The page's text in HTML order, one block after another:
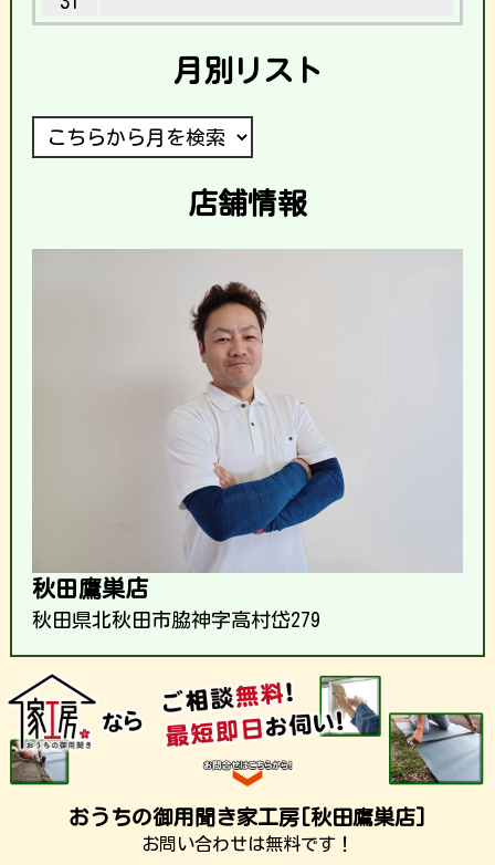
月別リスト
店舗情報
秋田鷹巣店
秋田県北秋田市脇神字高村岱279
おうちの御用聞き家工房[秋田鷹巣店]
お問い合わせは無料です！